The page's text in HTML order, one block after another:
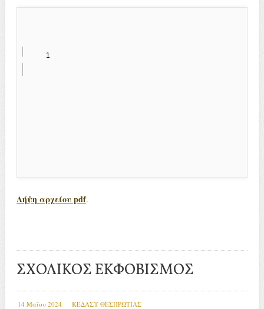
Λήψη αρχείου pdf.
ΣΧΟΛΙΚΟΣ ΕΚΦΟΒΙΣΜΟΣ
14 Μαΐου 2024 ΚΕΔΑΣΥ ΘΕΣΠΡΩΤΙΑΣ